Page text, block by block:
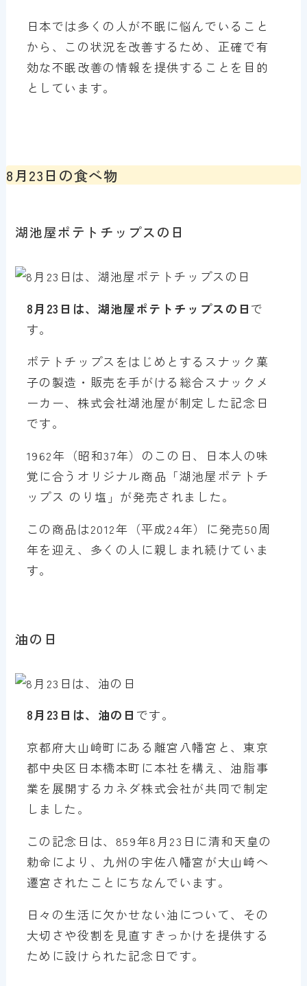
日本では多くの人が不眠に悩んでいること
から、この状況を改善するため、正確で有
効な不眠改善の情報を提供することを目的
としています。
8月23日の食べ物
湖池屋ポテトチップスの日
8月23日は、湖池屋ポテトチップスの日 で
す。
ポテトチップスをはじめとするスナック菓
子の製造・販売を手がける総合スナックメ
ーカー、株式会社湖池屋が制定した記念日
です。
1962年（昭和37年）のこの日、日本人の味
覚に合うオリジナル商品「湖池屋ポテトチ
ップス のり塩」が発売されました。
この商品は2012年（平成24年）に発売50周
年を迎え、多くの人に親しまれ続けていま
す。
油の日
8月23日は、油の日 です。
京都府大山崎町にある離宮八幡宮と、東京
都中央区日本橋本町に本社を構え、油脂事
業を展開するカネダ株式会社が共同で制定
しました。
この記念日は、859年8月23日に清和天皇の
勅命により、九州の宇佐八幡宮が大山崎へ
遷宮されたことにちなんでいます。
日々の生活に欠かせない油について、その
大切さや役割を見直すきっかけを提供する
ために設けられた記念日です。